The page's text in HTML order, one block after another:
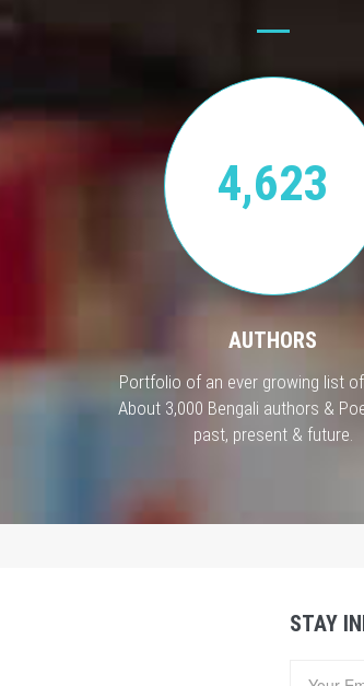
4,623
AUTHORS
Portfolio of an ever growing list
About 3,000 Bengali authors &
past, present & future.
STAY